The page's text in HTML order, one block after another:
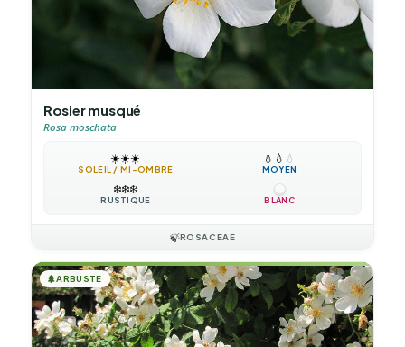
Rosier musqué
Rosa moschata
☀️☀️☀️
SOLEIL / MI-OMBRE
💧 💧 💧
MOYEN
❄️❄️❄️
RUSTIQUE BLANC
🍃ROSACEAE
🌲ARBUSTE